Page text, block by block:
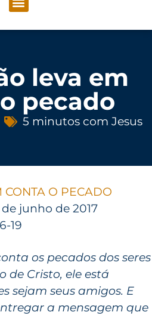
leva em
pecado
5 minutos com Jesus
CONTA O PECADO
junho de 2017
19
os pecados dos seres
de Cristo, ele está
sejam seus amigos. E
a mensagem que